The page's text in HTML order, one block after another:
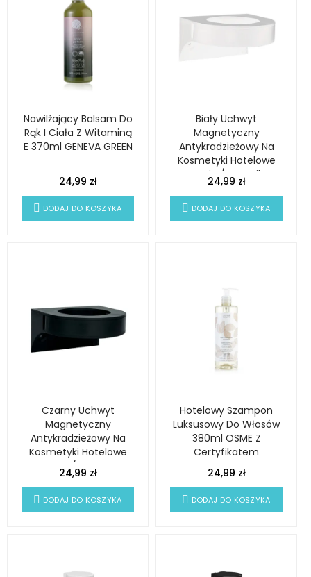
Nawilżający Balsam Do
Rąk I Ciała Z Witaminą
E 370ml GENEVA GREEN
24,99 zł
DODAJ DO KOSZYKA
Biały Uchwyt
Magnetyczny
Antykradzieżowy Na
Kosmetyki Hotelowe
Omnia / Botanika
24,99 zł
DODAJ DO KOSZYKA
Czarny Uchwyt
Magnetyczny
Antykradzieżowy Na
Kosmetyki Hotelowe
Omnia / Botanika
24,99 zł
DODAJ DO KOSZYKA
Hotelowy Szampon
Luksusowy Do Włosów
380ml OSME Z
Certyfikatem
ECOCERT
24,99 zł
DODAJ DO KOSZYKA